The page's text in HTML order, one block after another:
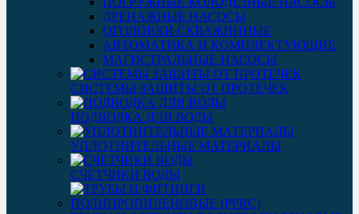
ДРЕНАЖНЫЕ НАСОСЫ
ОГОЛОВКИ СКВАЖИННЫЕ
АВТОМАТИКА И КОМПЛЕКТУЮЩИЕ
МАГИСТРАЛЬНЫЕ НАСОСЫ
СИСТЕМЫ ЗАЩИТЫ ОТ ПРОТЕЧЕК
ПОДВОДКА ДЛЯ ВОДЫ
УПЛОТНИТЕЛЬНЫЕ МАТЕРИАЛЫ
СЧЕТЧИКИ ВОДЫ